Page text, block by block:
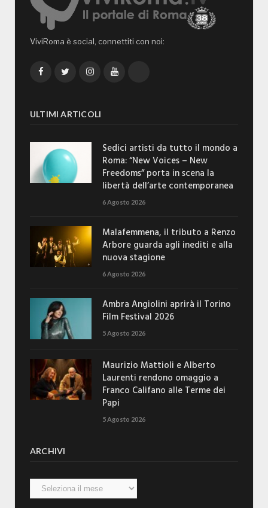
ViviRoma è social, connettiti con noi:
FacebookTwitterInstagramYouTube
ULTIMI ARTICOLI
Sedici artisti da tutto il mondo a
Roma: “New Voices – New
Freedoms” porta in scena la
libertà dell’arte contemporanea
6 Agosto 2026
Malafemmena, il tributo a Renzo
Arbore guarda agli inediti e alla
nuova stagione
6 Agosto 2026
Ambra Angiolini aprirà il Torino
Film Festival 2026
5 Agosto 2026
Maurizio Mattioli e Alberto
Laurenti rendono omaggio a
Franco Califano alle Terme dei
Papi
5 Agosto 2026
ARCHIVI
Archivi